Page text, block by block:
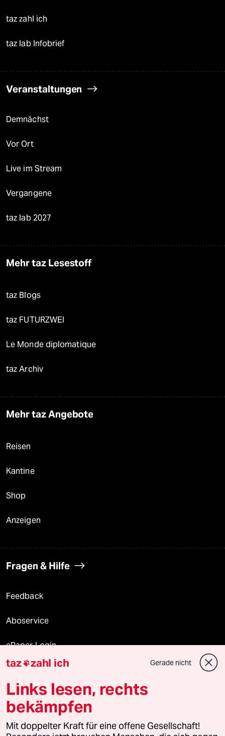
taz zahl ich
taz lab Infobrief
Veranstaltungen
Demnächst
Vor Ort
Live im Stream
Vergangene
taz lab 2027
Mehr taz Lesestoff
taz Blogs
taz FUTURZWEI
Le Monde diplomatique
taz Archiv
Mehr taz Angebote
Reisen
Kantine
Shop
Anzeigen
Fragen & Hilfe
Feedback
Aboservice
ePaper Login
Downloads für Abonnierende
© 2026 taz Verlags und Vertriebs GmbH
Alle Rechte vorbehalten. Bei rechtlichen Fragen oder für Genehmigungen
wenden Sie sich bitte an
lizenzen@taz.de
taz zahl ich Gerade nicht
Links lesen, rechts
bekämpfen
Mit doppelter Kraft für eine offene Gesellschaft!